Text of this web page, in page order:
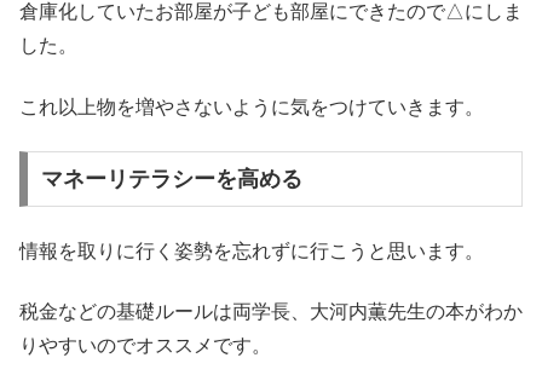
倉庫化していたお部屋が子ども部屋にできたので△にしま
した。
これ以上物を増やさないように気をつけていきます。
マネーリテラシーを高める
情報を取りに行く姿勢を忘れずに行こうと思います。
税金などの基礎ルールは両学長、大河内薫先生の本がわか
りやすいのでオススメです。